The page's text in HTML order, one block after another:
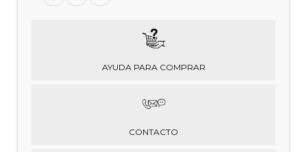
AYUDA PARA COMPRAR
CONTACTO